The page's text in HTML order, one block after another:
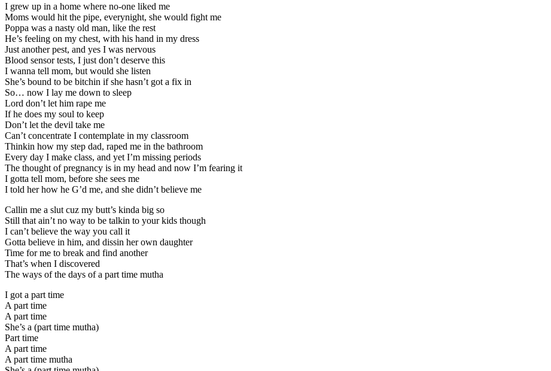
I grew up in a home where no-one liked me
Moms would hit the pipe, everynight, she would fight me
Poppa was a nasty old man, like the rest
He’s feeling on my chest, with his hand in my dress
Just another pest, and yes I was nervous
Blood sensor tests, I just don’t deserve this
I wanna tell mom, but would she listen
She’s bound to be bitchin if she hasn’t got a fix in
So… now I lay me down to sleep
Lord don’t let him rape me
If he does my soul to keep
Don’t let the devil take me
Can’t concentrate I contemplate in my classroom
Thinkin how my step dad, raped me in the bathroom
Every day I make class, and yet I’m missing periods
The thought of pregnancy is in my head and now I’m fearing it
I gotta tell mom, before she sees me
I told her how he G’d me, and she didn’t believe me
Callin me a slut cuz my butt’s kinda big so
Still that ain’t no way to be talkin to your kids though
I can’t believe the way you call it
Gotta believe in him, and dissin her own daughter
Time for me to break and find another
That’s when I discovered
The ways of the days of a part time mutha
I got a part time
A part time
A part time
She’s a (part time mutha)
Part time
A part time
A part time mutha